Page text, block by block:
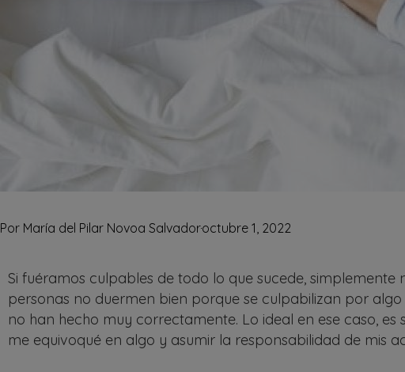
Por María del Pilar Novoa Salvadoroctubre 1, 2022
Si fuéramos culpables de todo lo que sucede,
personas no duermen bien porque se culpabilizan por
no han hecho muy correctamente. Lo ideal en ese caso,
me equivoqué en algo y asumir la responsabilidad de mis